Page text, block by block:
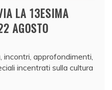
LA 13ESIMA
AGOSTO
incontri, approfondimenti,
incentrati sulla cultura